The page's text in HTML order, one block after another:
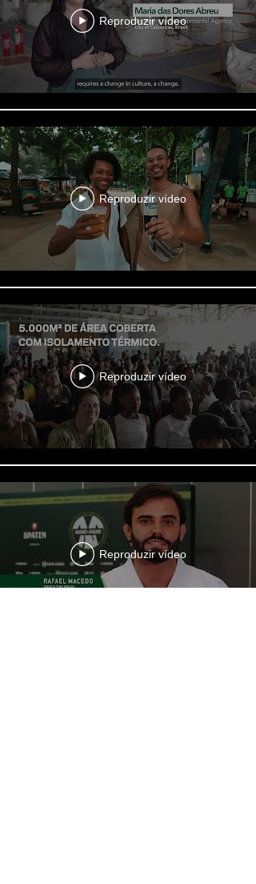
Reproduzir vídeo
Reproduzir vídeo
Reproduzir vídeo
Reproduzir vídeo